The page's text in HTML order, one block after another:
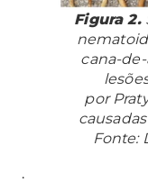
Figura 2.
cana-
por
Fonte:
.